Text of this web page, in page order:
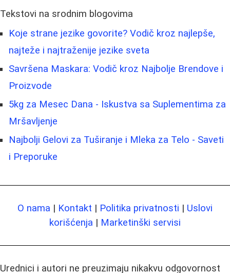
Tekstovi na srodnim blogovima
Koje strane jezike govorite? Vodič kroz najlepše,
najteže i najtraženije jezike sveta
Savršena Maskara: Vodič kroz Najbolje Brendove i
Proizvode
5kg za Mesec Dana - Iskustva sa Suplementima za
Mršavljenje
Najbolji Gelovi za Tuširanje i Mleka za Telo - Saveti
i Preporuke
O nama | Kontakt | Politika privatnosti | Uslovi
korišćenja | Marketinški servisi
Urednici i autori ne preuzimaju nikakvu odgovornost